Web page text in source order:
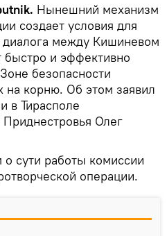
Нынешний механизм
создает условия для
диалога между Кишиневом
быстро и эффективно
безопасности
на корню. Об этом заявил
в Тирасполе
Олег
о сути работы комиссии
операции.